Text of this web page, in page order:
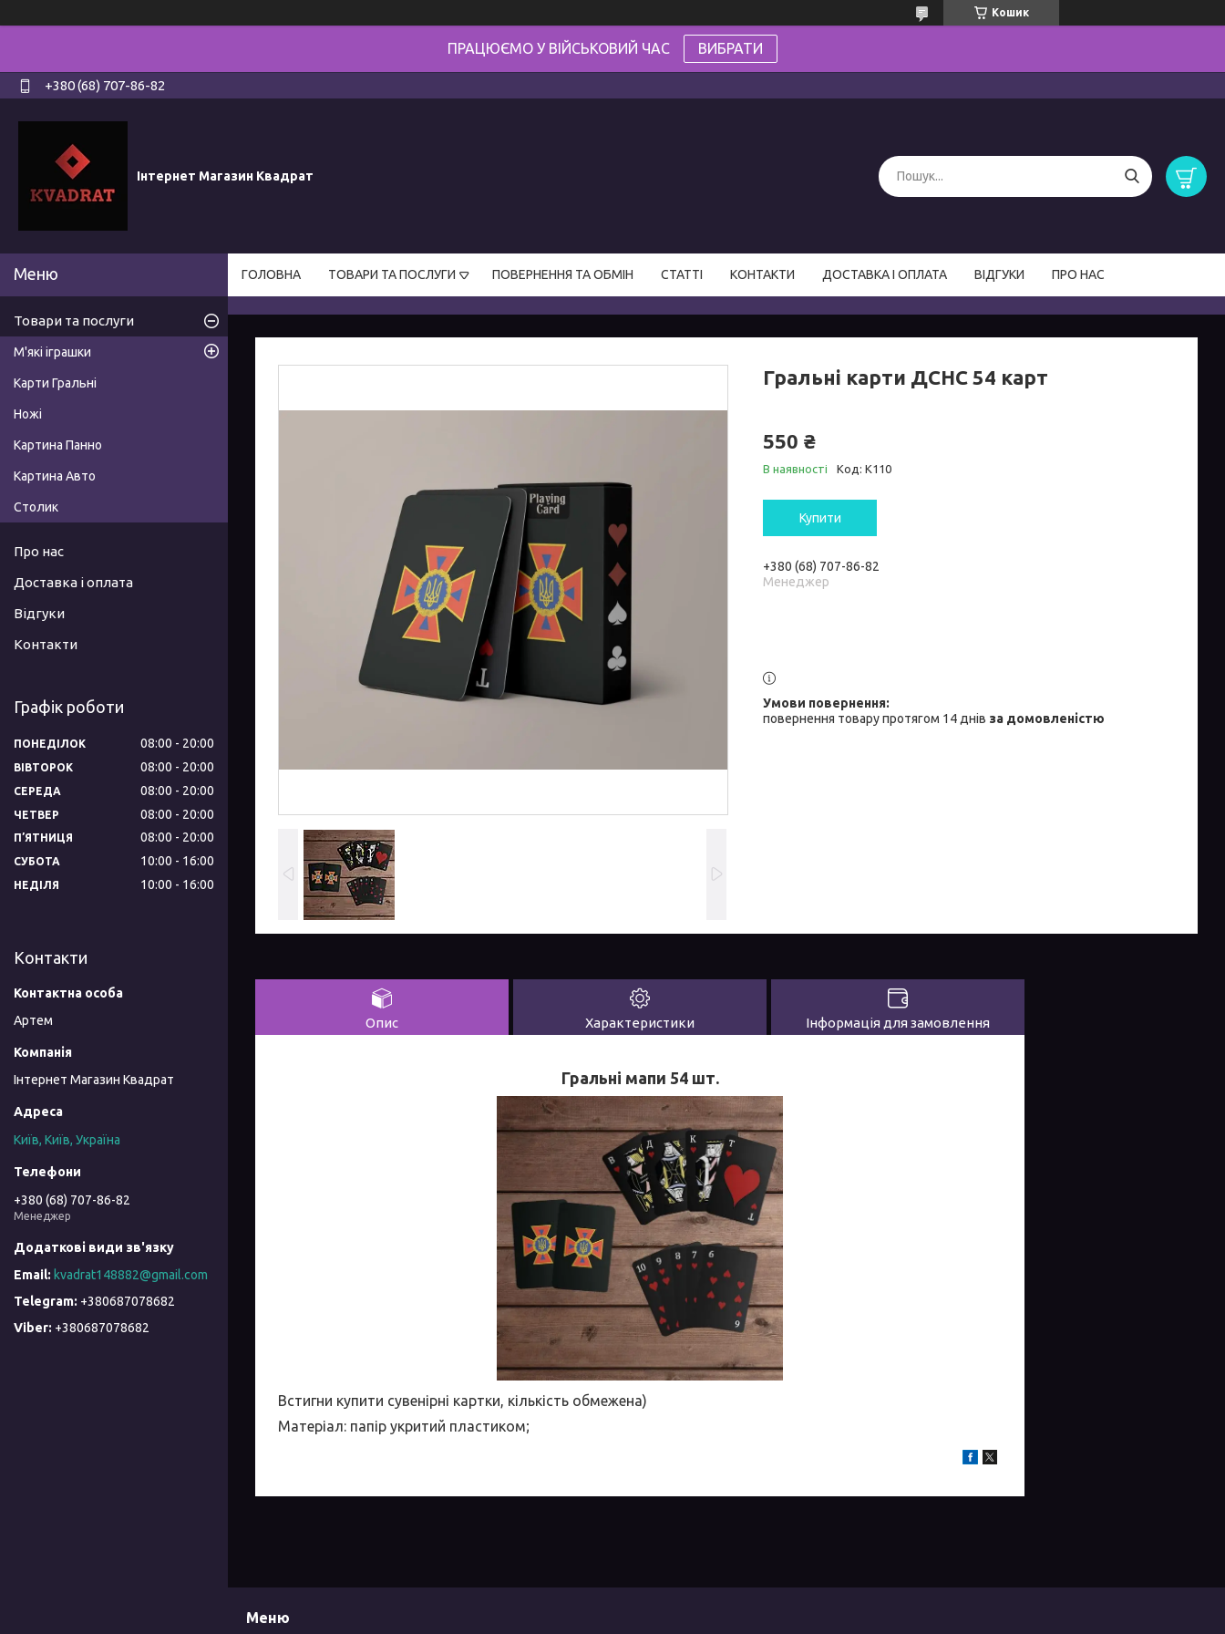
Кошик
ПРАЦЮЄМО У ВІЙСЬКОВИЙ ЧАС ВИБРАТИ
+380 (68) 707-86-82
Інтернет Магазин Квадрат
ГОЛОВНА ТОВАРИ ТА ПОСЛУГИ ПОВЕРНЕННЯ ТА ОБМІН СТАТТІ КОНТАКТИ ДОСТАВКА І ОПЛАТА ВІДГУКИ ПРО НАС
Гральні карти ДСНС 54 карт
550 ₴
В наявності Код: К110
Купити
+380 (68) 707-86-82
Менеджер
повернення товару протягом 14 днів за домовленістю
Опис Характеристики Інформація для замовлення
Гральні мапи 54 шт.
Встигни купити сувенірні картки, кількість обмежена)
Матеріал: папір укритий пластиком;
Товари та послуги
М'які іграшки
Карти Гральні
Ножі
Картина Панно
Картина Авто
Столик
Про нас
Доставка і оплата
Відгуки
Контакти
Графік роботи
ПОНЕДІЛОК 08:00 20:00
ВІВТОРОК 08:00 20:00
СЕРЕДА 08:00 20:00
ЧЕТВЕР 08:00 20:00
ПʼЯТНИЦЯ 08:00 20:00
СУБОТА 10:00 16:00
НЕДІЛЯ 10:00 16:00
Контакти
Артем
Інтернет Магазин Квадрат
Київ, Київ, Україна
+380 (68) 707-86-82
Менеджер
kvadrat148882@gmail.com
+380687078682
+380687078682
Меню